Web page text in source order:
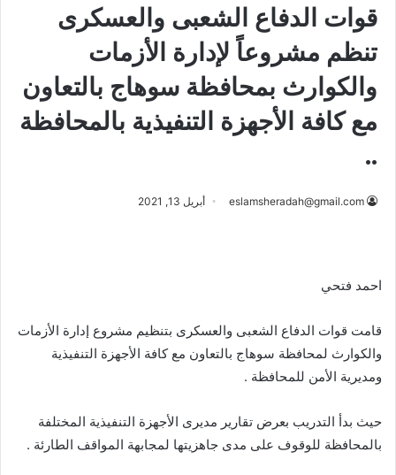
قوات الدفاع الشعبى والعسكرى
تنظم مشروعاً لإدارة الأزمات
والكوارث بمحافظة سوهاج بالتعاون
مع كافة الأجهزة التنفيذية بالمحافظة
..
eslamsheradah@gmail.com أبريل 13, 2021
احمد فتحي
قامت قوات الدفاع الشعبى والعسكرى بتنظيم مشروع إدارة الأزمات
والكوارث لمحافظة سوهاج بالتعاون مع كافة الأجهزة التنفيذية
ومديرية الأمن للمحافظة .
حيث بدأ التدريب بعرض تقارير مديرى الأجهزة التنفيذية المختلفة
بالمحافظة للوقوف على مدى جاهزيتها لمجابهة المواقف الطارئة .